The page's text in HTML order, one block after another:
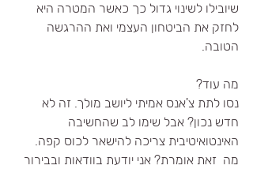
שיובילו לשינוי גדול כך כאשר המטרה היא
לחזק את הביטחון העצמי ואת ההרגשה
הטובה.
מה עוד?
נסו לתת צ'אנס אמיתי ליושב מולך. זה לא
חדש נכון? אבל שימו לב שהחשיבה
האינטואיטיבית צריכה להישאר לכוס קפה.
מה  זאת אומרת? אני יודעת בוודאות ובבירור